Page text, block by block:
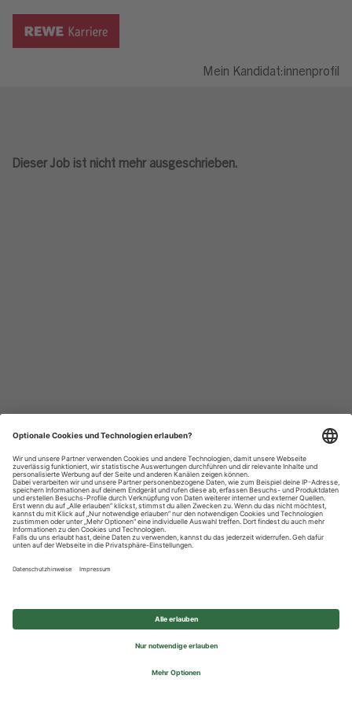
Mein Kandidat:innenprofil
Dieser Job ist nicht mehr ausgeschrieben.
Datenschutzhinweise
Impressum
Privatsphäre-Einstellungen
© 2026 REWE Group - All rights reserved